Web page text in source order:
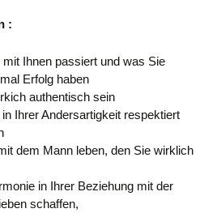
:
Ihnen passiert und was Sie
Erfolg haben
authentisch sein
Ihrer Andersartigkeit respektiert
dem Mann leben, den Sie wirklich
in Ihrer Beziehung mit der
schaffen,